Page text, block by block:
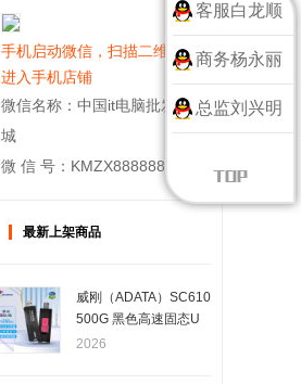
手机启动微信，扫描二维码
进入手机店铺
微信名称：中国it电脑批发商
城
微 信 号：KMZX888888
最新上架商品
威刚（ADATA）SC610
500G 黑色高速固态U
盘移动 大容量优盘 读
2026
客服白龙顺
商务杨永丽
总监刘兴明